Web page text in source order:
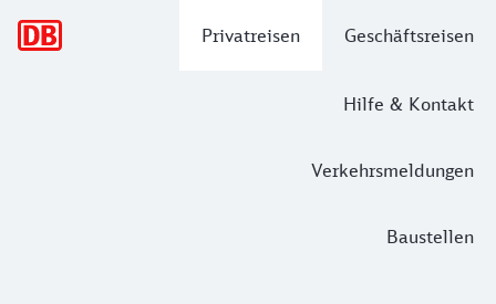
Privatreisen Geschäftsreisen
Hilfe & Kontakt
Verkehrsmeldungen
Baustellen